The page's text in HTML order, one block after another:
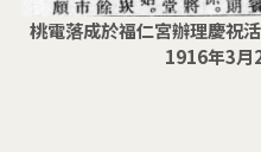
桃電落成於福仁宮辦理慶祝
1916年3月